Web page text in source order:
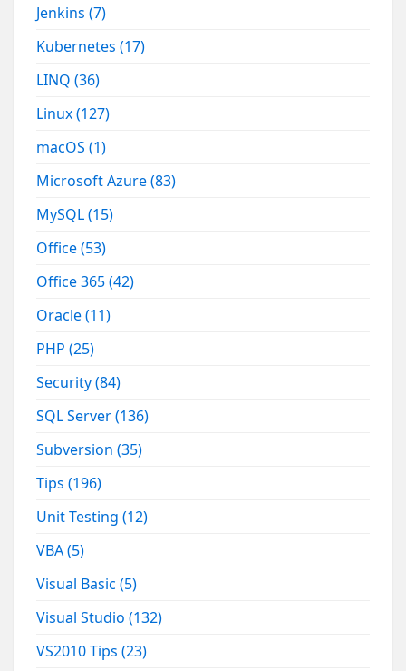
Jenkins(7)
Kubernetes(17)
LINQ(36)
Linux(127)
macOS(1)
Microsoft Azure(83)
MySQL(15)
Office(53)
Office 365(42)
Oracle(11)
PHP(25)
Security(84)
SQL Server(136)
Subversion(35)
Tips(196)
Unit Testing(12)
VBA(5)
Visual Basic(5)
Visual Studio(132)
VS2010 Tips(23)